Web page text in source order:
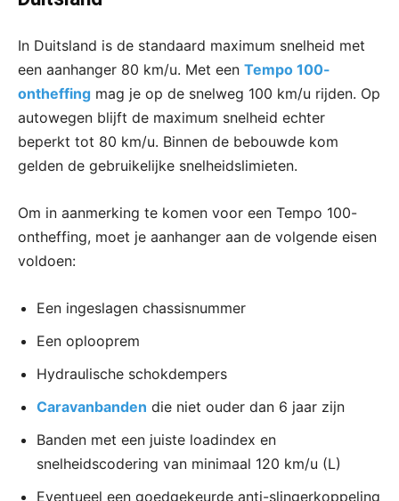
In Duitsland is de standaard maximum snelheid met
een aanhanger 80 km/u. Met een Tempo 100-
ontheffing mag je op de snelweg 100 km/u rijden. Op
autowegen blijft de maximum snelheid echter
beperkt tot 80 km/u. Binnen de bebouwde kom
gelden de gebruikelijke snelheidslimieten.
Om in aanmerking te komen voor een Tempo 100-
ontheffing, moet je aanhanger aan de volgende eisen
voldoen:
Een ingeslagen chassisnummer
Een oplooprem
Hydraulische schokdempers
Caravanbanden die niet ouder dan 6 jaar zijn
Banden met een juiste loadindex en
snelheidscodering van minimaal 120 km/u (L)
Eventueel een goedgekeurde anti-slingerkoppeling